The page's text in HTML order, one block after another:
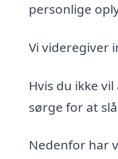
personlige
Vi videregiver
Hvis du ikke
sørge for at
Nedenfor har